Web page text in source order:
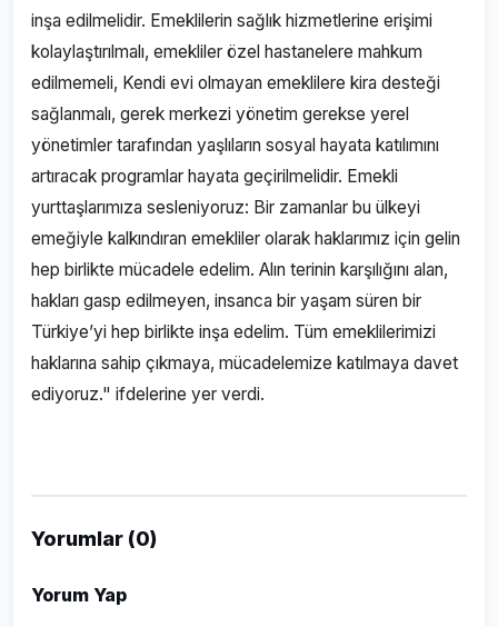
inşa edilmelidir. Emeklilerin sağlık hizmetlerine erişimi
kolaylaştırılmalı, emekliler özel hastanelere mahkum
edilmemeli, Kendi evi olmayan emeklilere kira desteği
sağlanmalı, gerek merkezi yönetim gerekse yerel
yönetimler tarafından yaşlıların sosyal hayata katılımını
artıracak programlar hayata geçirilmelidir. Emekli
yurttaşlarımıza sesleniyoruz: Bir zamanlar bu ülkeyi
emeğiyle kalkındıran emekliler olarak haklarımız için gelin
hep birlikte mücadele edelim. Alın terinin karşılığını alan,
hakları gasp edilmeyen, insanca bir yaşam süren bir
Türkiye’yi hep birlikte inşa edelim. Tüm emeklilerimizi
haklarına sahip çıkmaya, mücadelemize katılmaya davet
ediyoruz." ifdelerine yer verdi.
Yorumlar (0)
Yorum Yap